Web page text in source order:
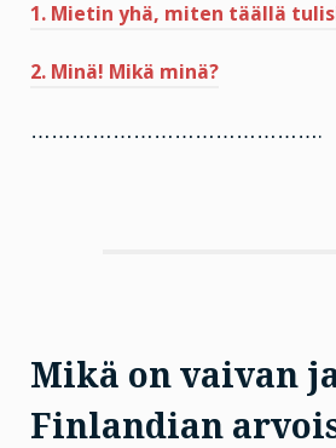
1. Mietin yhä, miten täällä
2. Minä! Mikä minä?
…………………………………….
Mikä on vaivan
Finlandian